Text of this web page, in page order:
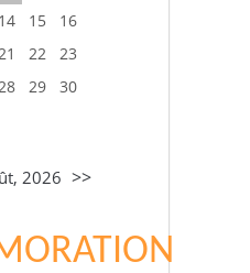
14 15
16
21 22
23
28 29
30
2026 >>